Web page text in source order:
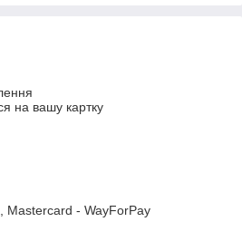
на вашу картку
Mastercard - WayForPay